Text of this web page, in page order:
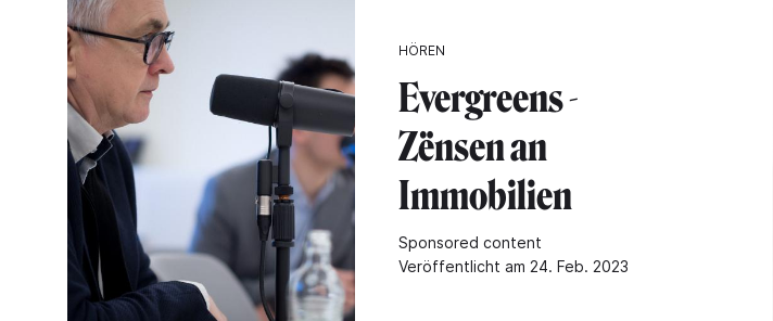
HÖREN
Evergreens -
Zënsen an
Immobilien
Sponsored content
Veröffentlicht am 24. Feb. 2023